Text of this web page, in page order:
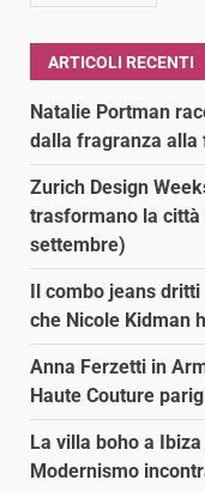
ARTICOLI RECENTI
Natalie Portman
dalla fragranza alla
Zurich Design
trasformano la
settembre)
Il combo jeans
che Nicole Kidman
Anna Ferzetti in
Haute Couture
La villa boho a
Modernismo